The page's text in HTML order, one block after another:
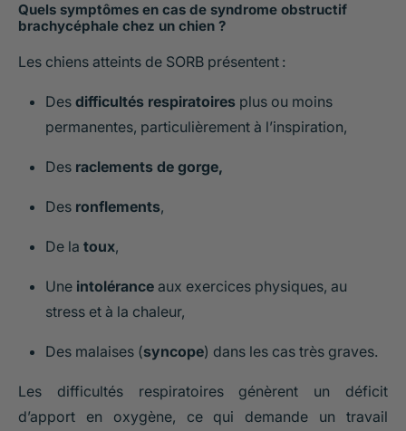
Quels symptômes en cas de syndrome obstructif
brachycéphale chez un chien ?
Les chiens atteints de SORB présentent :
Des difficultés respiratoires plus ou moins
permanentes, particulièrement à l’inspiration,
Des raclements de gorge,
Des ronflements,
De la toux,
Une intolérance aux exercices physiques, au
stress et à la chaleur,
Des malaises (syncope) dans les cas très graves.
Les difficultés respiratoires génèrent un déficit
d’apport en oxygène, ce qui demande un travail